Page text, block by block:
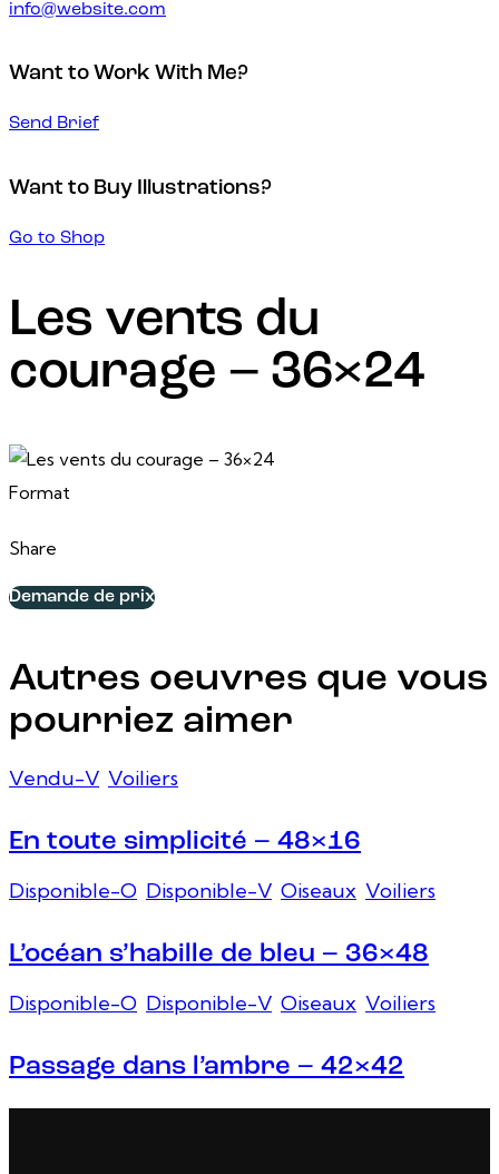
info@website.com
Want to Work With Me?
Send Brief
Want to Buy Illustrations?
Go to Shop
Les vents du
courage – 36×24
Format
Share
Demande de prix
Autres oeuvres que vous
pourriez aimer
Vendu-V Voiliers
En toute simplicité – 48×16
Disponible-O Disponible-V Oiseaux Voiliers
L’océan s’habille de bleu – 36×48
Disponible-O Disponible-V Oiseaux Voiliers
Passage dans l’ambre – 42×42